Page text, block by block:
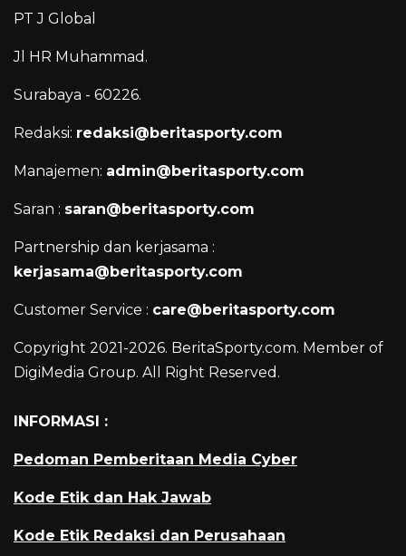
PT J Global
Jl HR Muhammad.
Surabaya - 60226.
Redaksi: redaksi@beritasporty.com
Manajemen: admin@beritasporty.com
Saran : saran@beritasporty.com
Partnership dan kerjasama :
kerjasama@beritasporty.com
Customer Service : care@beritasporty.com
Copyright 2021-2026. BeritaSporty.com. Member of
DigiMedia Group. All Right Reserved.
INFORMASI :
Pedoman Pemberitaan Media Cyber
Kode Etik dan Hak Jawab
Kode Etik Redaksi dan Perusahaan